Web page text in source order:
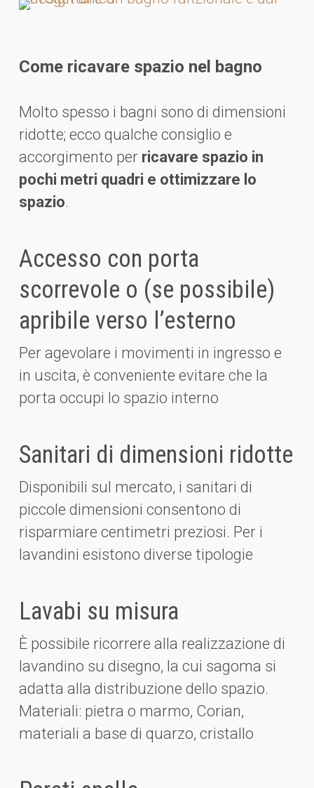
Come ricavare spazio nel bagno
Molto spesso i bagni sono di dimensioni
ridotte; ecco qualche consiglio e
accorgimento per ricavare spazio in
pochi metri quadri e ottimizzare lo
spazio.
Accesso con porta
scorrevole o (se possibile)
apribile verso l’esterno
Per agevolare i movimenti in ingresso e
in uscita, è conveniente evitare che la
porta occupi lo spazio interno
Sanitari di dimensioni ridotte
Disponibili sul mercato, i sanitari di
piccole dimensioni consentono di
risparmiare centimetri preziosi. Per i
lavandini esistono diverse tipologie
Lavabi su misura
È possibile ricorrere alla realizzazione di
lavandino su disegno, la cui sagoma si
adatta alla distribuzione dello spazio.
Materiali: pietra o marmo, Corian,
materiali a base di quarzo, cristallo